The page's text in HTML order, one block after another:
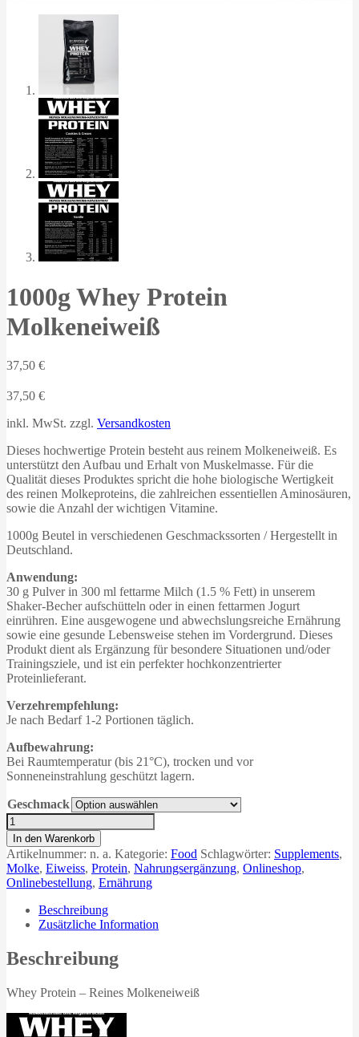
1000g Whey Protein
Molkeneiweiß
37,50 €
37,50 €
inkl. MwSt. zzgl. Versandkosten
Dieses hochwertige Protein besteht aus reinem Molkeneiweiß. Es
unterstützt den Aufbau und Erhalt von Muskelmasse. Für die
Qualität dieses Produktes spricht die hohe biologische Wertigkeit
des reinen Molkeproteins, die zahlreichen essentiellen Aminosäuren,
sowie die Anzahl der wichtigen Vitamine.
1000g Beutel in verschiedenen Geschmackssorten / Hergestellt in
Deutschland.
Anwendung:
30 g Pulver in 300 ml fettarme Milch (1.5 % Fett) in unserem
Shaker-Becher aufschütteln oder in einen fettarmen Jogurt
einrühren. Eine ausgewogene und abwechslungsreiche Ernährung
sowie eine gesunde Lebensweise stehen im Vordergrund. Dieses
Produkt dient als Ergänzung für besondere Situationen und/oder
Trainingsziele, und ist ein perfekter hochkonzentrierter
Proteinlieferant.
Verzehrempfehlung:
Je nach Bedarf 1-2 Portionen täglich.
Aufbewahrung:
Bei Raumtemperatur (bis 21°C), trocken und vor
Sonneneinstrahlung geschützt lagern.
Geschmack
1000g
Whey
Protein
Molkeneiweiß
Menge
In den Warenkorb
Artikelnummer: n. a. Kategorie: Food Schlagwörter: Supplements,
Molke, Eiweiss, Protein, Nahrungsergänzung, Onlineshop,
Onlinebestellung, Ernährung
Beschreibung
Zusätzliche Information
Beschreibung
Whey Protein – Reines Molkeneiweiß